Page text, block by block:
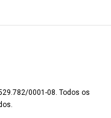
0001-08. Todos os